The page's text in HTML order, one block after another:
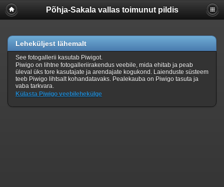
Põhja-Sakala vallas toimunut pildis
Leheküljest lähemalt
See fotogallerii kasutab Piwigot.
Piwigo on lihtne fotogalleriirakendus veebile, mida ehitab ja peab
üleval üks tore kasutajate ja arendajate kogukond. Laienduste süsteem
teeb Piwigo lihtsalt kohandatavaks. Pealekauba on Piwigo tasuta ja
vaba tarkvara.
Külasta Piwigo veebilehekülge